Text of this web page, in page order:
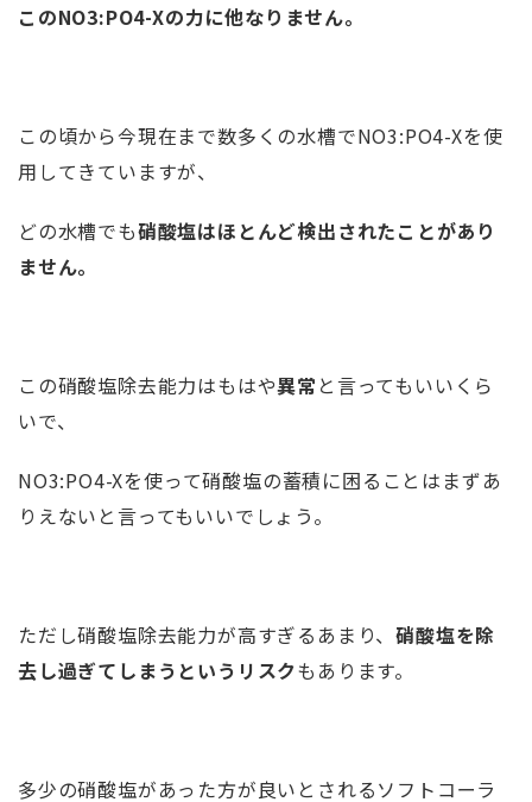
このNO3:PO4-Xの力に他なりません。
この頃から今現在まで数多くの水槽でNO3:PO4-Xを使
用してきていますが、
どの水槽でも硝酸塩はほとんど検出されたことがあり
ません。
この硝酸塩除去能力はもはや異常 と言ってもいいくら
いで、
NO3:PO4-Xを使って硝酸塩の蓄積に困ることはまずあ
りえないと言ってもいいでしょう。
ただし硝酸塩除去能力が高すぎるあまり、硝酸塩を除
去し過ぎてしまうというリスクもあります。
多少の硝酸塩があった方が良いとされるソフトコーラ